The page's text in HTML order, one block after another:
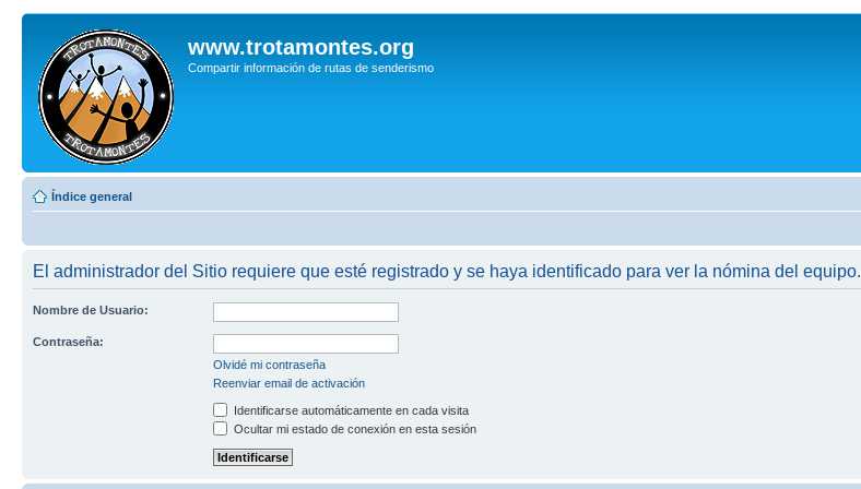
www.trotamontes.org
Compartir información de rutas de senderismo
Índice general
El administrador del Sitio requiere que esté registrado y se haya identificado para ver la nómina del equipo.
Nombre de Usuario:
Contraseña:
Olvidé mi contraseña
Reenviar email de activación
Identificarse automáticamente en cada visita
Ocultar mi estado de conexión en esta sesión